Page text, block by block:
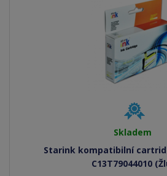
Skladem
Starink kompatibilní
C13T79044010